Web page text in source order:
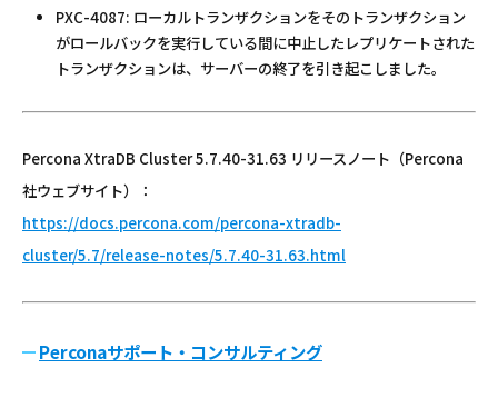
PXC-4087: ローカルトランザクションをそのトランザクション
がロールバックを実行している間に中止したレプリケートされた
トランザクションは、サーバーの終了を引き起こしました。
Percona XtraDB Cluster 5.7.40-31.63 リリースノート（Percona
社ウェブサイト）：
https://docs.percona.com/percona-xtradb-
cluster/5.7/release-notes/5.7.40-31.63.html
Perconaサポート・コンサルティング